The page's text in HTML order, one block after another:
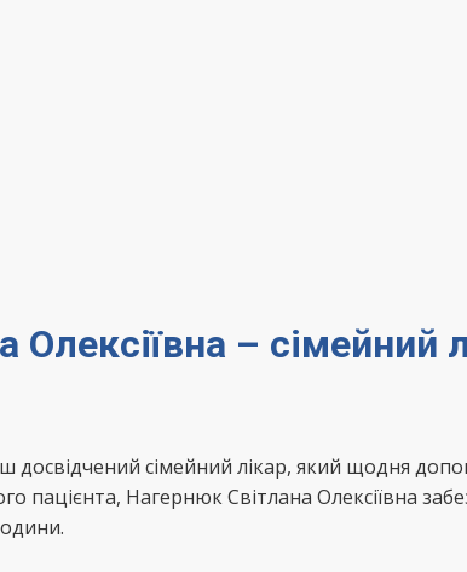
Олексіївна –
досвідчений сімейний лікар, який щодня
пацієнта, Нагернюк Світлана Олексіївна